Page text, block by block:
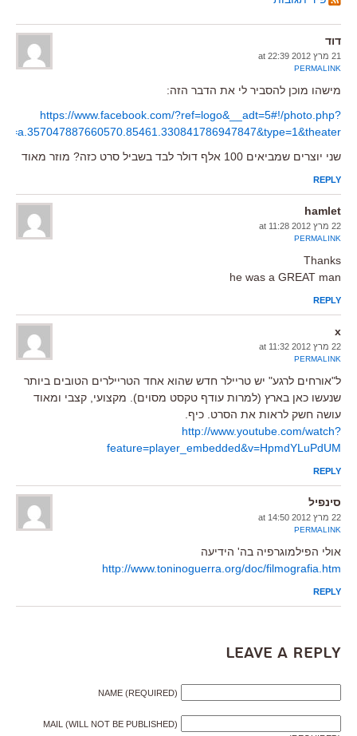
דוד
21 מרץ 2012 at 22:39
PERMALINK
מישהו מוכן להסביר לי את הדבר הזה:
https://www.facebook.com/?ref=logo&__adt=5#!/photo.php?
שני יוצרים שמביאים 100 אלף דולר לבד בשביל סרט כזה? מוזר מאוד
REPLY
hamlet
22 מרץ 2012 at 11:28
PERMALINK
Thanks
he was a GREAT man
REPLY
x
22 מרץ 2012 at 11:32
PERMALINK
ל"אורחים לרגע" יש טריילר חדש שהוא אחד הטריילרים הטובים ביותר
שנעשו כאן בארץ (למרות עודף טקסט מסוים). מקצועי, קצבי ומאוד
עושה חשק לראות את הסרט. כיף.
http://www.youtube.com/watch?
feature=player_embedded&v=HpmdYLuPdUM
REPLY
סינפיל
22 מרץ 2012 at 14:50
PERMALINK
אולי הפילמוגרפיה בה' הידיעה
http://www.toninoguerra.org/doc/filmografia.htm
REPLY
Leave a Reply
NAME (REQUIRED)
MAIL (WILL NOT BE PUBLISHED)